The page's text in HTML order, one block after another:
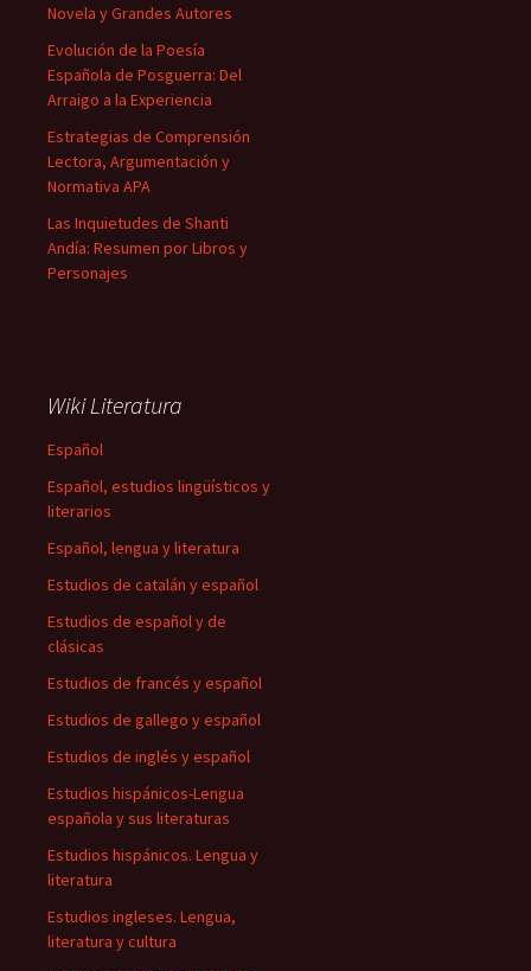
Novela y Grandes Autores
Evolución de la Poesía
Española de Posguerra: Del
Arraigo a la Experiencia
Estrategias de Comprensión
Lectora, Argumentación y
Normativa APA
Las Inquietudes de Shanti
Andía: Resumen por Libros y
Personajes
Wiki Literatura
Español
Español, estudios lingüísticos y
literarios
Español, lengua y literatura
Estudios de catalán y español
Estudios de español y de
clásicas
Estudios de francés y español
Estudios de gallego y español
Estudios de inglés y español
Estudios hispánicos-Lengua
española y sus literaturas
Estudios hispánicos. Lengua y
literatura
Estudios ingleses. Lengua,
literatura y cultura